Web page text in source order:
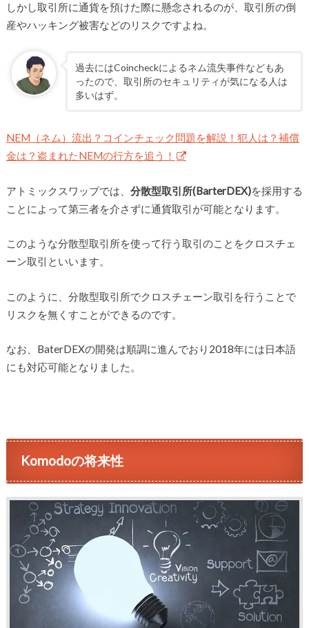
しかし取引所に通貨を預けた際に懸念されるのが、取引所の倒
産やハッキング被害などのリスクですよね。
過去にはCoincheckによるネム流失事件などもあ
ったので、取引所のセキュリティが気になる人は
多いはず。
NEM（ネム）流出？コインチェック問題を解説！犯人は？補償
金は？盗まれたNEMの行方を追う！
アトミックスワップでは、 分散型取引所(BarterDEX)を採用する
ことによって第三者を介さずに通貨取引が可能となります。
このような分散型取引所を使って行う取引のことをクロスチェ
ーン取引といいます。
このように、分散型取引所でクロスチェーン取引を行うことで
リスクを無くすことができるのです。
なお、BaterDEXの開発は順調に進んでおり2018年には日本語
にも対応可能となりました。
Komodoの将来性